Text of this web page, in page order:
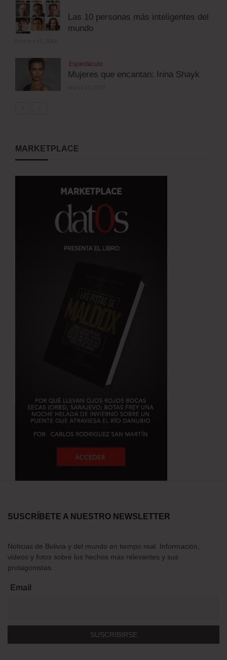
Las 10 personas más inteligentes del
mundo
Espectáculo
Mujeres que encantan: Irina Shayk
MARKETPLACE
SUSCRÍBETE A NUESTRO NEWSLETTER
Noticias de Bolivia y del mundo en tiempo real. Información,
videos y fotos sobre los hechos más relevantes y sus
protagonistas.
Email